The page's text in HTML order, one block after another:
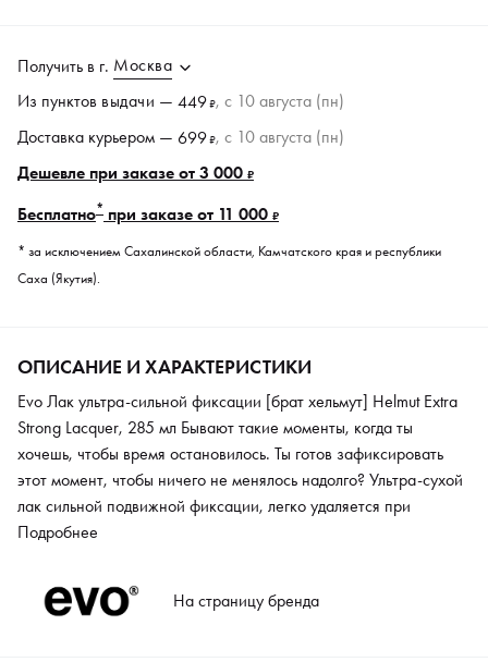
Получить в г. Москва
Из пунктов выдачи — 449₽, c 10 августа (пн)
Доставка курьером — 699₽, c 10 августа (пн)
Дешевле при заказе от 3 000 ₽
Бесплатно* при заказе от 11 000 ₽
* за исключением Сахалинской области, Камчатского края и республики
Саха (Якутия).
ОПИСАНИЕ И ХАРАКТЕРИСТИКИ
Evo Лак ультра-сильной фиксации [брат хельмут] Helmut Extra
Strong Lacquer, 285 мл Бывают такие моменты, когда ты
хочешь, чтобы время остановилось. Ты готов зафиксировать
этот момент, чтобы ничего не менялось надолго? Ультра-сухой
лак сильной подвижной фиксации, легко удаляется при
повторном расчесывании.
Подробнее
На страницу бренда